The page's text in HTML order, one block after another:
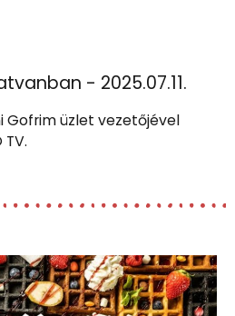
- 2025.07.11.
Gofrim üzlet vezetőjével